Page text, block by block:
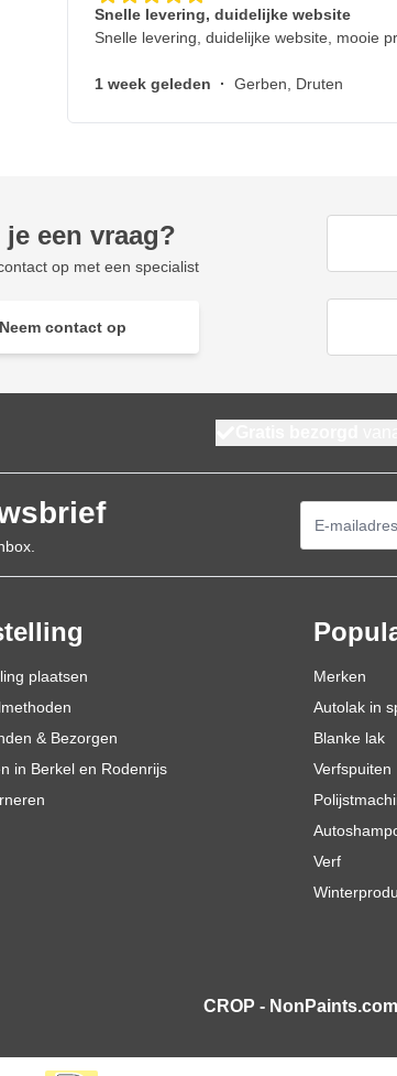
Snelle levering, duidelijke website
Snelle levering, duidelijke website, mooie
1 week geleden · Gerben, Druten
je een vraag?
op met een specialist
Neem contact op
plaatsen
& Bezorgen
in Berkel en Rodenrijs
Merken
Autolak in
Blanke lak
Verfspuiten
Verf
CROP - NonPaints.com